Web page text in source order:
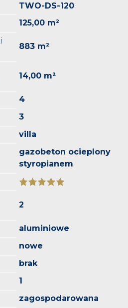
TWO-DS-120
125,00 m²
883 m²
14,00 m²
4
3
villa
gazobeton ocieplony
styropianem
2
aluminiowe
nowe
brak
1
zagospodarowana